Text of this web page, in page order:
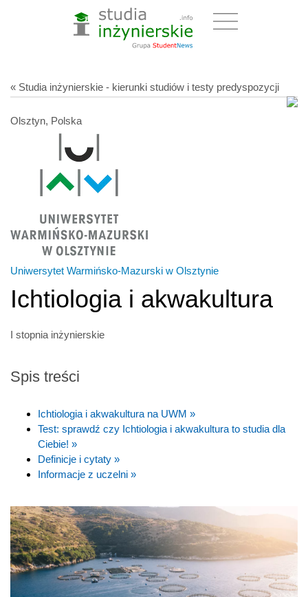
« Studia inżynierskie - kierunki studiów i testy predyspozycji
Olsztyn, Polska
Uniwersytet Warmińsko-Mazurski w Olsztynie
Ichtiologia i akwakultura
I stopnia inżynierskie
Spis treści
Ichtiologia i akwakultura na UWM »
Test: sprawdź czy Ichtiologia i akwakultura to studia dla
Ciebie! »
Definicje i cytaty »
Informacje z uczelni »